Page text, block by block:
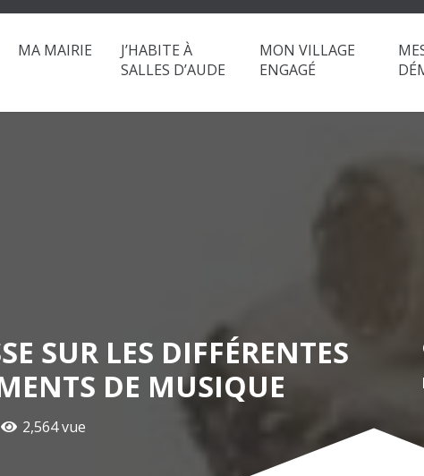
MA MAIRIE
J’HABITE À
SALLES D’AUDE
MON VILLAGE
ENGAGÉ
SUR LES DIFFÉRENTES
DE MUSIQUE
2,564vue